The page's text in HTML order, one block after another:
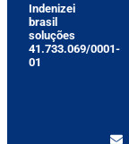
Indenizei
brasil
soluções
41.733.069/0001-
01